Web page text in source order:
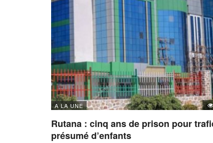
A LA UNE
Rutana : cinq ans de prison pour
présumé d’enfants